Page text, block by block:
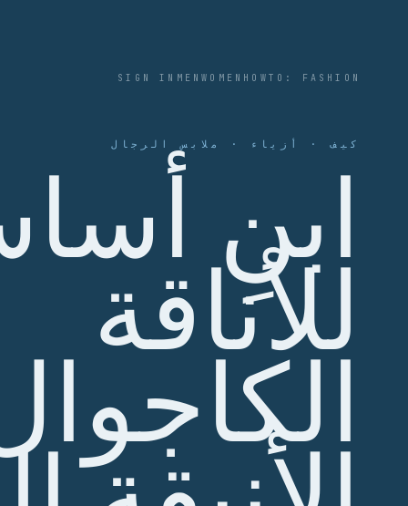
HOWTO: FASHION
WOMEN
MEN
SIGN IN
كيف · أزياء · ملابس الرجال
ابنِ
للأناقة